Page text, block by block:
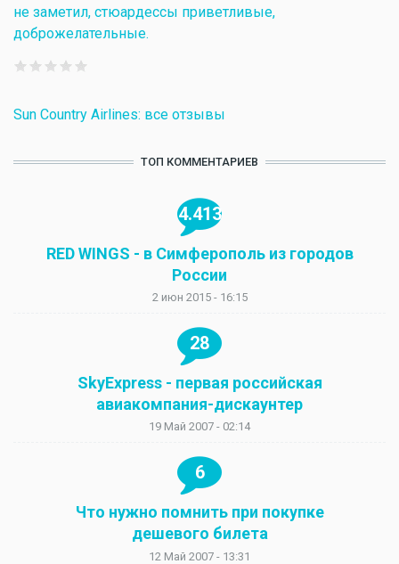
не заметил, стюардессы приветливые,
доброжелательные.
Sun Country Airlines: все отзывы
ТОП КОММЕНТАРИЕВ
4.413
RED WINGS - в Симферополь из городов
России
2 июн 2015 - 16:15
28
SkyExpress - первая российская
авиакомпания-дискаунтер
19 Май 2007 - 02:14
6
Что нужно помнить при покупке
дешевого билета
12 Май 2007 - 13:31